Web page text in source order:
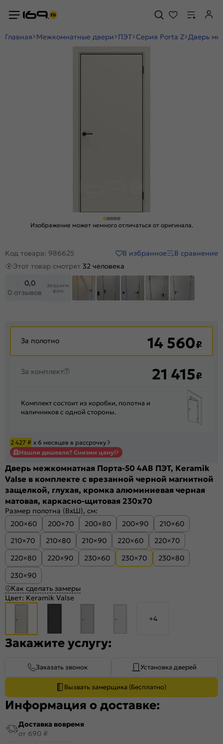
Главная Межкомнатные двери ПЭТ Серия Porta Z Дверь
Изображение может немного отличаться от оригинала.
Код товара: 986625 В избранное
В сравнение
Этот товар смотрят 32 человека
0,0
0 отзывов
Загрузить
фото
За полотно 14 560₽
За комплект 21 415₽
Комплект состоит из коробки, полотна и
наличников с одной стороны.
2 427 ₽ х 6 месяцев в рассрочку
Нашли дешевле? Снизим цену!
Дверь межкомнатная Порта-50 4AB ПЭТ, Keramik
Valse в комплекте с врезанной черной магнитной
защелкой, глухая, кромка алюминиевая черная
матовая, каркасно-щитовая 230x70
Размер полотна (ВхШ), см:
200×60
200×70 200×80 200×90
210×60
210×70
210×80 210×90 220×60
220×70
220×80
220×90 230×60 230×70
230×80
230×90
Как сделать замеры
Цвет: Keramik Valse
+4
Закажите услугу:
Заказать звонок Установка дверей
Вызвать замерщика (Бесплатно)
Информация о доставке:
Доставка вовремя
от 690 ₽